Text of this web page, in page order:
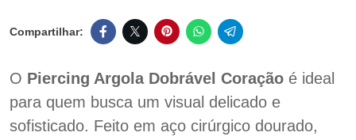
O Piercing Argola Dobrável Coração é ideal
para quem busca um visual delicado e
sofisticado. Feito em aço cirúrgico dourado,